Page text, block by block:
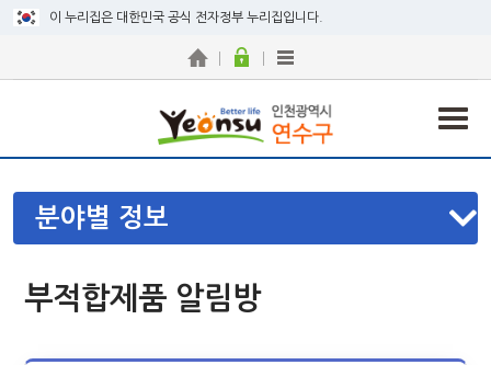
이 누리집은 대한민국 공식 전자정부 누리집입니다.
분야별 정보
부적합제품 알림방